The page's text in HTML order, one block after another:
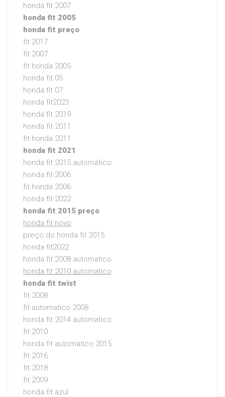
honda fit 2007
honda fit 2005
honda fit preço
fit 2017
fit 2007
fit honda 2005
honda fit 05
honda fit 07
honda fit2023
honda fit 2019
honda fit 2011
fit honda 2011
honda fit 2021
honda fit 2015 automático
honda fit 2006
fit honda 2006
honda fit 2022
honda fit 2015 preço
honda fit novo
preço do honda fit 2015
honda fit2022
honda fit 2008 automatico
honda fit 2010 automatico
honda fit twist
fit 2008
fit automatico 2008
honda fit 2014 automatico
fit 2010
honda fit automatico 2015
fit 2016
fit 2018
fit 2009
honda fit azul